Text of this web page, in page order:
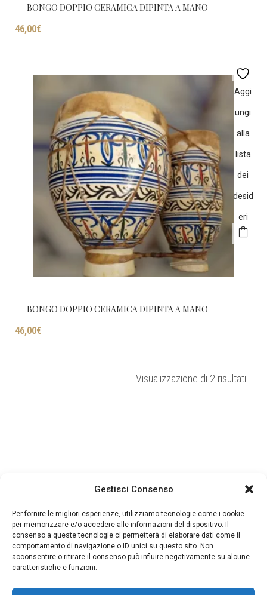
Gestisci Consenso
Per fornire le migliori esperienze, utilizziamo tecnologie come i cookie
per memorizzare e/o accedere alle informazioni del dispositivo. Il
consenso a queste tecnologie ci permetterà di elaborare dati come il
comportamento di navigazione o ID unici su questo sito. Non
acconsentire o ritirare il consenso può influire negativamente su alcune
caratteristiche e funzioni.
BONGO DOPPIO CERAMICA DIPINTA A MANO
46,00€
Aggi
ungi
alla
lista
dei
desid
eri
BONGO DOPPIO CERAMICA DIPINTA A MANO
46,00€
Visualizzazione di 2 risultati